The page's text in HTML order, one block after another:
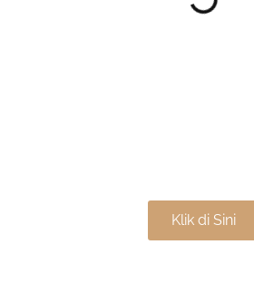
Klik di Sini